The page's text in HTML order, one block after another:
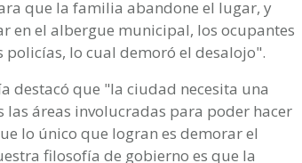
que la familia abandone el lugar, y
en el albergue municipal, los ocupantes
lo cual demoró el desalojo".
destacó que "la ciudad necesita una
áreas involucradas para poder hacer
lo único que logran es demorar el
filosofía de gobierno es que la